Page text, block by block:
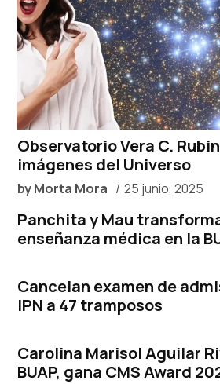
Observatorio Vera C.
imágenes del Universo
byMorta Mora 25 junio, 2025
Panchita y Mau
enseñanza médica en la
Cancelan examen de
IPN a 47 tramposos
Carolina Marisol Aguilar
BUAP, gana CMS Award